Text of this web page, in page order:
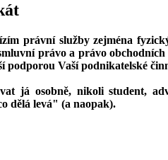
právní služby zejména
právo a právo
podporou Vaší podnikatelské
já osobně, nikoli student,
dělá levá" (a naopak).